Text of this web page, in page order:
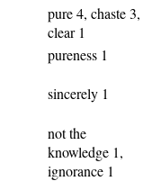
pure 4, chaste 3,
clear 1
pureness 1
sincerely 1
not the
knowledge 1,
ignorance 1